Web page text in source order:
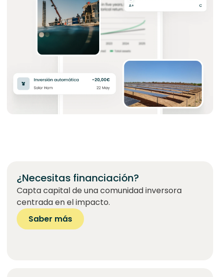
¿Necesitas financiación?
Capta capital de una comunidad inversora
centrada en el impacto.
Saber más